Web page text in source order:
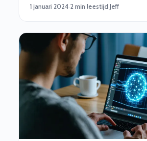
voor moest aftikken, is nu
1 januari 2024·2 min leestijd·Jeff